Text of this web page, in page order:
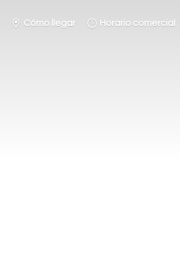
Cómo llegar Horario comercial